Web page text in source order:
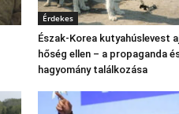
Érdekes
Észak‑Korea kutyahúslevest
hőség ellen – a propaganda
hagyomány találkozása